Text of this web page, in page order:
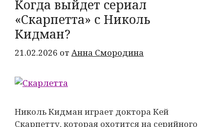
Когда выйдет сериал
«Скарпетта» с Николь
Кидман?
21.02.2026 от Анна Смородина
Николь Кидман играет доктора Кей
Скарпетту, которая охотится на серийного